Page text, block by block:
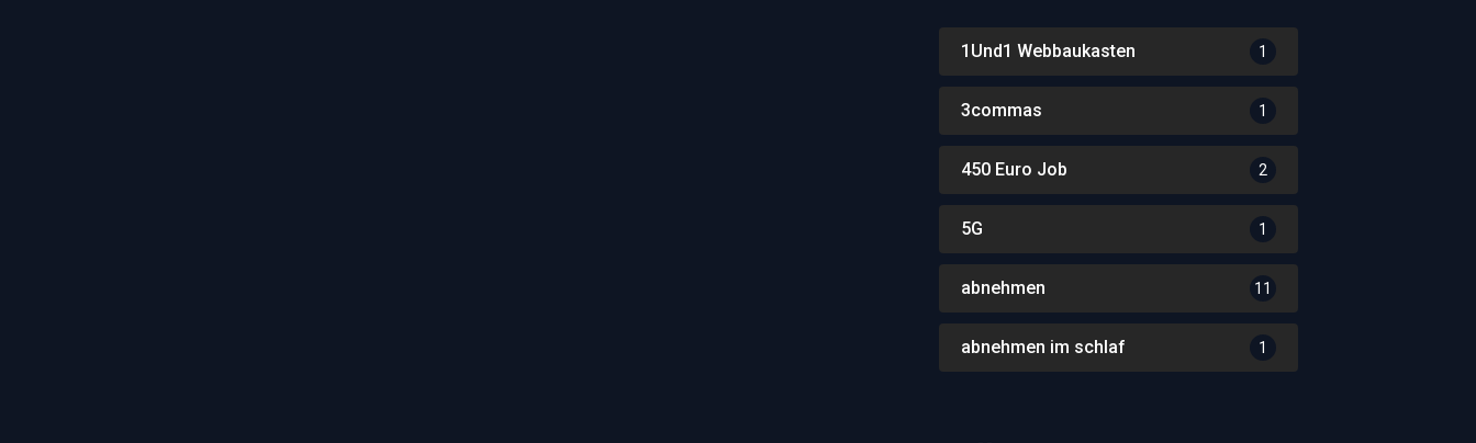
1Und1 Webbaukasten 1
3commas 1
450 Euro Job 2
5G 1
abnehmen 11
abnehmen im schlaf 1